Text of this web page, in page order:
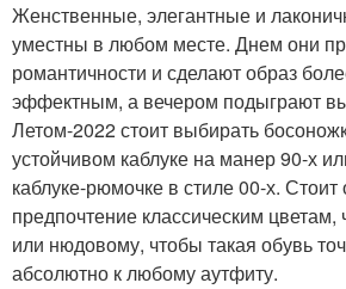
Женственные, элегантные и
уместны в любом месте. Днем они
романтичности и сделают образ
эффектным, а вечером подыграют
Летом-2022 стоит выбирать
устойчивом каблуке на манер 90-х
каблуке-рюмочке в стиле 00-х. Стоит
предпочтение классическим
или нюдовому, чтобы такая обувь
абсолютно к любому аутфиту.